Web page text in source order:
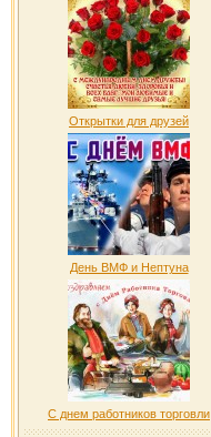
Открытки для друзей
День ВМФ и Нептуна
С днем работников торговли